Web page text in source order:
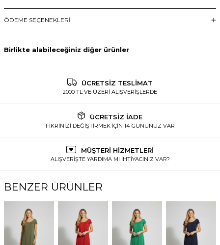
ÖDEME SEÇENEKLERI
Birlikte alabileceğiniz diğer ürünler
ÜCRETSİZ TESLİMAT
2000 TL VE ÜZERİ ALIŞVERİŞLERDE
ÜCRETSİZ İADE
FİKRİNİZİ DEĞİŞTİRMEK İÇİN 14 GÜNÜNÜZ VAR
MÜŞTERİ HİZMETLERİ
ALIŞVERİŞTE YARDIMA MI İHTİYACINIZ VAR?
BENZER ÜRÜNLER